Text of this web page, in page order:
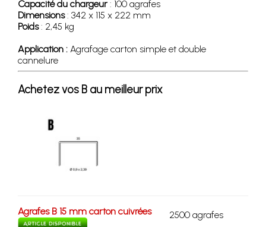
Capacité du chargeur: 100 agrafes
Dimensions: 342 x 115 x 222 mm
Poids: 2,45 kg
Application : Agrafage carton simple et double
cannelure
Achetez vos B au meilleur prix
Agrafes B 15 mm carton cuivrées
2500 agrafes